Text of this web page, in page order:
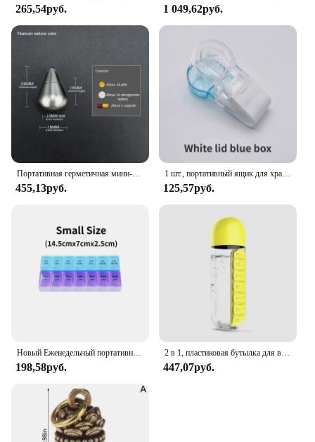
265,54руб. 1 049,62руб.
Портативная герметичная мини-капсула из нержавеющей стали, Женская водонепроницаемая коробка для таблеток, подвесной дорожный уличный органайзер для таблеток
455,13руб.
1 шт., портативный ящик для хранения лекарств, дробилка для таблеток против загрязнения, дробилка для личной гигиены
125,57руб.
198,58руб.
2 в 1, пластиковая бутылка для воды, 600 мл, 7 ячеек
447,07руб.